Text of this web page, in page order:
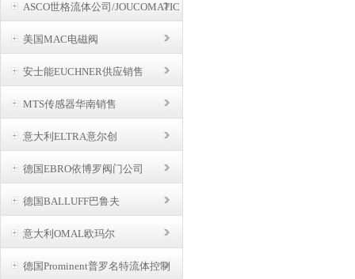
BUSCHJOST
ASCO世格流体公司/JOUCOMATIC
美国MAC电磁阀
安士能EUCHNER供应销售
MTS传感器华南销售
意大利ELTRA意尔创
德国EBRO依博罗阀门公司
德国BALLUFF巴鲁夫
意大利OMAL欧玛尔
德国Prominent普罗名特流体控制